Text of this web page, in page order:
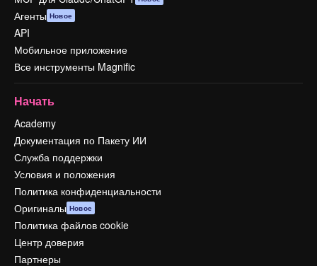
Агенты Новое
API
Мобильное приложение
Все инструменты Magnific
Начать
Academy
Документация по Пакету ИИ
Служба поддержки
Условия и положения
Политика конфиденциальности
Оригиналы Новое
Политика файлов cookie
Центр доверия
Партнеры